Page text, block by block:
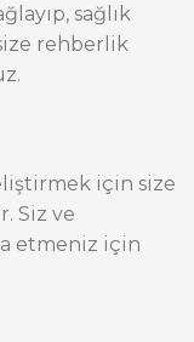
sağlık
rehberlik
için size
Siz ve
etmeniz için